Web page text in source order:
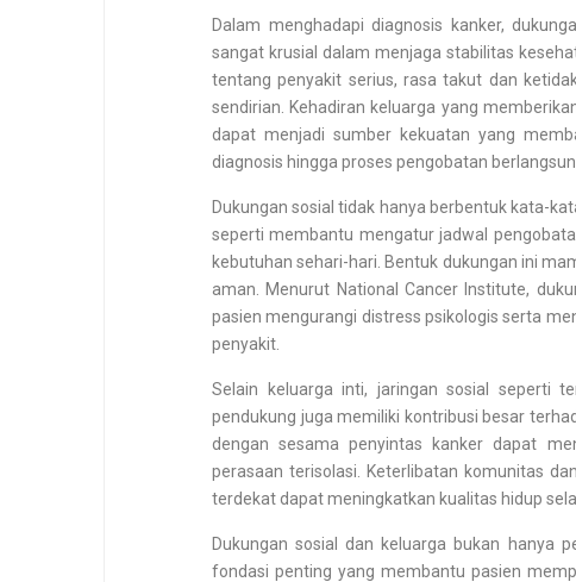
Dalam menghadapi diagnosis kanker,
sangat krusial dalam menjaga stabilitas
tentang penyakit serius, rasa takut dan
sendirian. Kehadiran keluarga yang
dapat menjadi sumber kekuatan yang
diagnosis hingga proses pengobatan
Dukungan sosial tidak hanya berbentuk kata-
seperti membantu mengatur jadwal
kebutuhan sehari-hari. Bentuk dukungan ini
aman. Menurut National Cancer Institute,
pasien mengurangi distress psikologis serta
penyakit.
Selain keluarga inti, jaringan sosial seperti
pendukung juga memiliki kontribusi besar
dengan sesama penyintas kanker dapat
perasaan terisolasi. Keterlibatan komunitas
terdekat dapat meningkatkan kualitas hidup
Dukungan sosial dan keluarga bukan hanya
fondasi penting yang membantu pasien